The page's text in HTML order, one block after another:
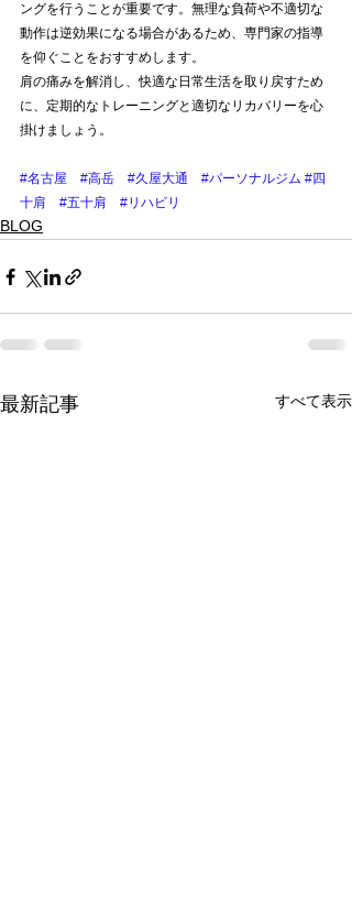
ングを行うことが重要です。無理な負荷や不適切な
動作は逆効果になる場合があるため、専門家の指導
を仰ぐことをおすすめします。
肩の痛みを解消し、快適な日常生活を取り戻すため
に、定期的なトレーニングと適切なリカバリーを心
掛けましょう。
#名古屋 #高岳 #久屋大通 #パーソナルジム #四
十肩
#五十肩 #リハビリ
BLOG
最新記事 すべて表示